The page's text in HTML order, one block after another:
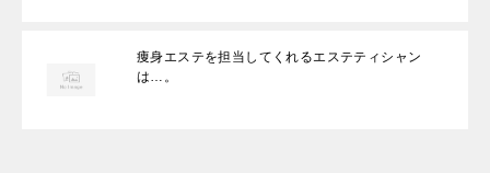
痩身エステを担当してくれるエステティシャン
は…。